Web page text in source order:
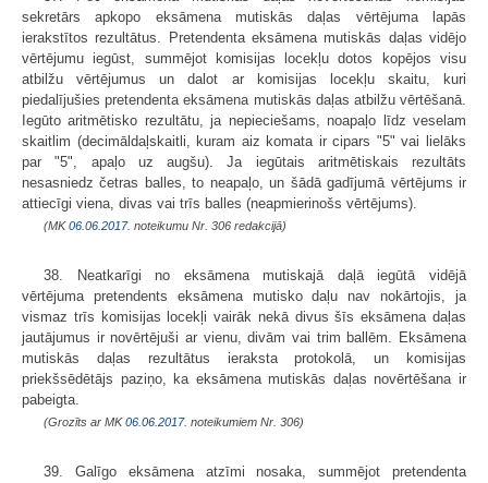
sekretārs apkopo eksāmena mutiskās daļas vērtējuma lapās
ierakstītos rezultātus. Pretendenta eksāmena mutiskās daļas vidējo
vērtējumu iegūst, summējot komisijas locekļu dotos kopējos visu
atbilžu vērtējumus un dalot ar komisijas locekļu skaitu, kuri
piedalījušies pretendenta eksāmena mutiskās daļas atbilžu vērtēšanā.
Iegūto aritmētisko rezultātu, ja nepieciešams, noapaļo līdz veselam
skaitlim (decimāldaļskaitli, kuram aiz komata ir cipars "5" vai lielāks
par "5", apaļo uz augšu). Ja iegūtais aritmētiskais rezultāts
nesasniedz četras balles, to neapaļo, un šādā gadījumā vērtējums ir
attiecīgi viena, divas vai trīs balles (neapmierinošs vērtējums).
(MK06.06.2017. noteikumu Nr. 306 redakcijā)
38. Neatkarīgi no eksāmena mutiskajā daļā iegūtā vidējā
vērtējuma pretendents eksāmena mutisko daļu nav nokārtojis, ja
vismaz trīs komisijas locekļi vairāk nekā divus šīs eksāmena daļas
jautājumus ir novērtējuši ar vienu, divām vai trim ballēm. Eksāmena
mutiskās daļas rezultātus ieraksta protokolā, un komisijas
priekšsēdētājs paziņo, ka eksāmena mutiskās daļas novērtēšana ir
pabeigta.
(Grozīts ar MK06.06.2017. noteikumiem Nr. 306)
39. Galīgo eksāmena atzīmi nosaka, summējot pretendenta